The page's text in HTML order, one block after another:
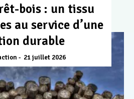
bois : un tissu
au service d’une
durable
21 juillet 2026